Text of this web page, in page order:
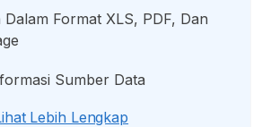
Format XLS, PDF, Dan
Sumber Data
Lebih Lengkap